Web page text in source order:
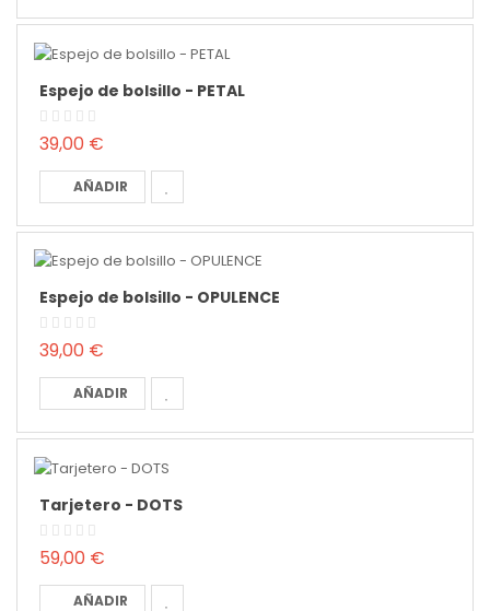
Espejo de bolsillo - PETAL
39,00 €
AÑADIR
Espejo de bolsillo - OPULENCE
39,00 €
AÑADIR
Tarjetero - DOTS
59,00 €
AÑADIR